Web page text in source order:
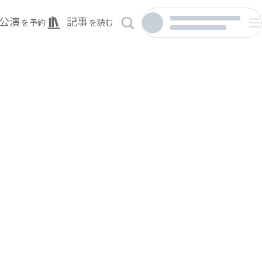
公演 を予約 記事 を読む